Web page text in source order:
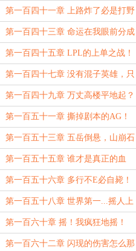
第一百四十一章 上路炸了必是打野
锅！
第一百四十三章 命运在我眼前分成
两条直线
第一百四十五章 LPL的上单之战！
第一百四十七章 没有混子英雄，只
有混子选手
第一百四十九章 万丈高楼平地起？
第一百五十一章 撕掉剧本的AG！
（大章求月票求订阅）
第一百五十三章 五岳倒悬，山崩石
裂！（下）求月票求订阅
第一百五十五章 谁才是真正的血
魔？（求月票求订阅）
第一百五十六章 多行不E必自毙！
第一百五十八章 世界第一...摇人上
单！（上）
第一百六十章 摇！我疯狂地摇！
第一百六十二章 闪现的伤害怎么那